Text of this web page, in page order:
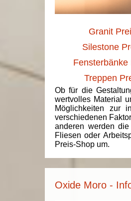
Granit
Silestone
Fensterbänke
Treppen
Ob für die
wertvolles Material
Möglichkeiten zur
verschiedenen
anderen werden
Fliesen oder
Preis-Shop um.
Oxide Moro -